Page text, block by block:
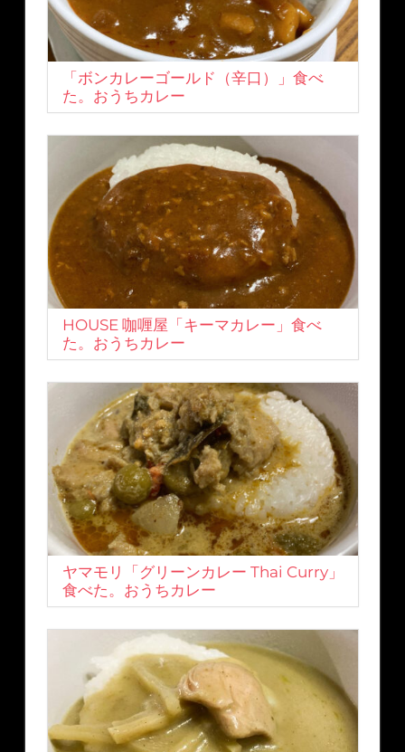
「ボンカレーゴールド（辛口）」食べ
た。おうちカレー
HOUSE 咖喱屋「キーマカレー」食べ
た。おうちカレー
ヤマモリ「グリーンカレー Thai Curry」
食べた。おうちカレー